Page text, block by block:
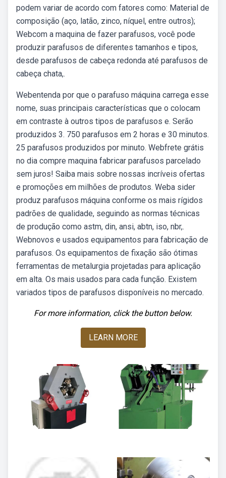
podem variar de acordo com fatores como: Material de
composição (aço, latão, zinco, níquel, entre outros);
Webcom a maquina de fazer parafusos, você pode
produzir parafusos de diferentes tamanhos e tipos,
desde parafusos de cabeça redonda até parafusos de
cabeça chata,.
Webentenda por que o parafuso máquina carrega esse
nome, suas principais características que o colocam
em contraste à outros tipos de parafusos e. Serão
produzidos 3. 750 parafusos em 2 horas e 30 minutos.
25 parafusos produzidos por minuto. Webfrete grátis
no dia compre maquina fabricar parafusos parcelado
sem juros! Saiba mais sobre nossas incríveis ofertas
e promoções em milhões de produtos. Weba sider
produz parafusos máquina conforme os mais rígidos
padrões de qualidade, seguindo as normas técnicas
de produção como astm, din, ansi, abtn, iso, nbr,.
Webnovos e usados equipamentos para fabricação de
parafusos. Os equipamentos de fixação são ótimas
ferramentas de metalurgia projetadas para aplicação
em alta. Os mais usados para cada função. Existem
variados tipos de parafusos disponíveis no mercado.
For more information, click the button below.
LEARN MORE